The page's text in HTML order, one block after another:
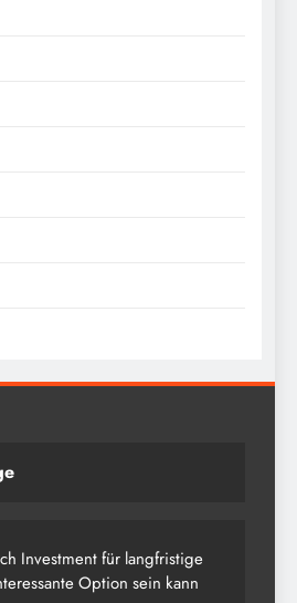
Investment für langfristige
Option sein kann